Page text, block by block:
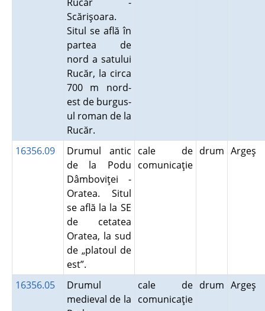
Scărişoara.
Situl se află în
partea de
nord a satului
Rucăr, la circa
700 m nord-
est de burgus-
ul roman de la
Rucăr.
16356.09
Drumul antic
de la Podu
Dâmboviţei -
Oratea. Situl
se află la la SE
de cetatea
Oratea, la sud
de „platoul de
est”.
cale de
comunicaţie
drum Argeş
16356.05
Drumul
medieval de la
cale de
comunicaţie
drum Argeş